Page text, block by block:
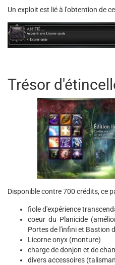
Un exploit est lié à l'obtention de
Trésor
Disponible contre 700 crédits, ce
fiole d'expérience
coeur du Planicide
Portes de l'infini et Bastion
Licorne onyx (monture)
charge de donjon et de
divers accessoires